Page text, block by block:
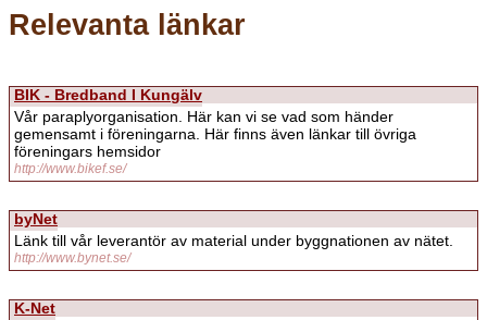
Relevanta länkar
BIK - Bredband I Kungälv
Vår paraplyorganisation. Här kan vi se vad som händer
gemensamt i föreningarna. Här finns även länkar till övriga
föreningars hemsidor
http://www.bikef.se/
byNet
Länk till vår leverantör av material under byggnationen av nätet.
http://www.bynet.se/
K-Net